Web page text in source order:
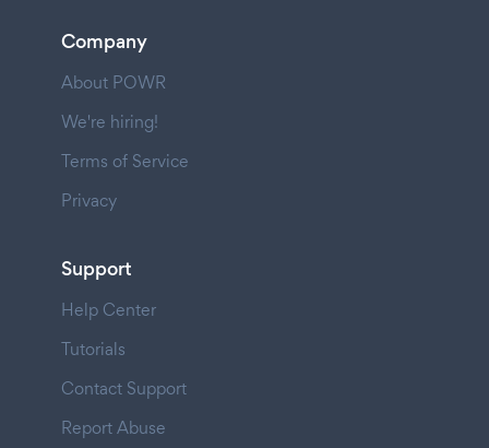
Company
About POWR
We're hiring!
Terms of Service
Privacy
Support
Help Center
Tutorials
Contact Support
Report Abuse